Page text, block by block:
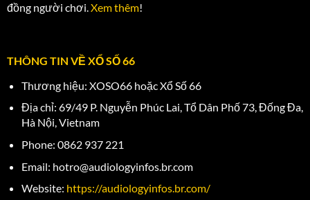
đồng người chơi.Xem thêm!
THÔNG TIN VỀ XỔ SỐ 66
Thương hiệu: XOSO66 hoặc Xổ Số 66
Địa chỉ: 69/49 P. Nguyễn Phúc Lai, Tổ Dân Phố 73, Đống Đa,
Hà Nội, Vietnam
Phone: 0862 937 221
Email: hotro@audiologyinfos.br.com
Website: https://audiologyinfos.br.com/